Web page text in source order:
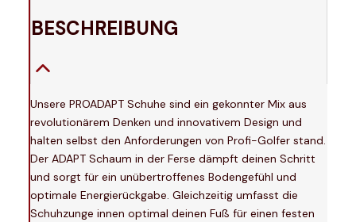
BESCHREIBUNG
Unsere PROADAPT Schuhe sind ein gekonnter Mix aus
revolutionärem Denken und innovativem Design und
halten selbst den Anforderungen von Profi-Golfer stand.
Der ADAPT Schaum in der Ferse dämpft deinen Schritt
und sorgt für ein unübertroffenes Bodengefühl und
optimale Energierückgabe. Gleichzeitig umfasst die
Schuhzunge innen optimal deinen Fuß für einen festen